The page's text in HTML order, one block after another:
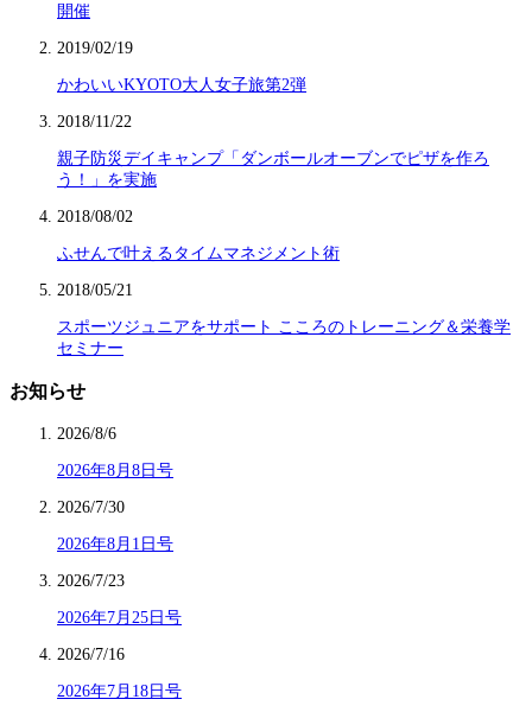
開催
2019/02/19
かわいいKYOTO大人女子旅第2弾
2018/11/22
親子防災デイキャンプ「ダンボールオーブンでピザを作ろ
う！」を実施
2018/08/02
ふせんで叶えるタイムマネジメント術
2018/05/21
スポーツジュニアをサポート こころのトレーニング＆栄養学
セミナー
お知らせ
2026/8/6
2026年8月8日号
2026/7/30
2026年8月1日号
2026/7/23
2026年7月25日号
2026/7/16
2026年7月18日号